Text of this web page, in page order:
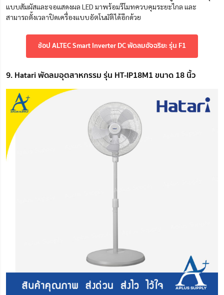
แบบสัมผัสและจอแสดงผล LED มาพร้อมรีโมทควบคุมระยะไกล และ
สามารถตั้งเวลาปิดเครื่องแบบอัตโนมัติได้อีกด้วย
ช้อป ALTEC Smart Inverter DC พัดลมอัจฉริยะ รุ่น F1
9. Hatari พัดลมอุตสาหกรรม รุ่น HT-IP18M1 ขนาด 18 นิ้ว